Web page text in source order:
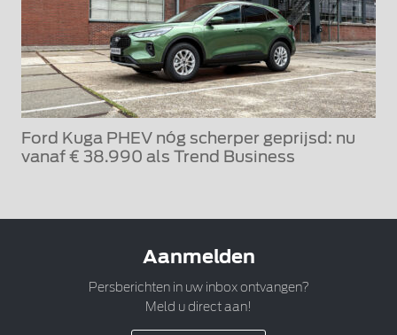
Ford Kuga PHEV nóg scherper geprijsd: nu
vanaf € 38.990 als Trend Business
Aanmelden
Persberichten in uw inbox ontvangen?
Meld u direct aan!